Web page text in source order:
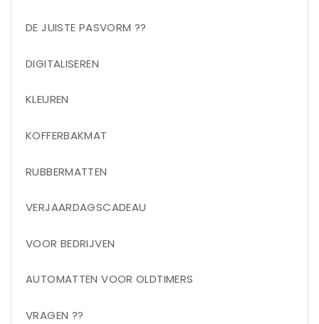
DE JUISTE PASVORM ??
DIGITALISEREN
KLEUREN
KOFFERBAKMAT
RUBBERMATTEN
VERJAARDAGSCADEAU
VOOR BEDRIJVEN
AUTOMATTEN VOOR OLDTIMERS
VRAGEN ??